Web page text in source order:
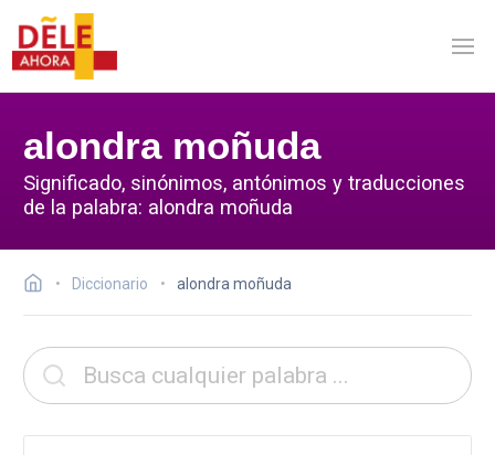
alondra moñuda
Significado, sinónimos, antónimos y traducciones
de la palabra: alondra moñuda
Diccionario alondra moñuda